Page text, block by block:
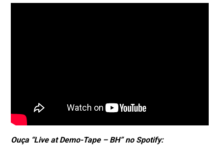
Ouça “Live at Demo-Tape – BH” no Spotify: